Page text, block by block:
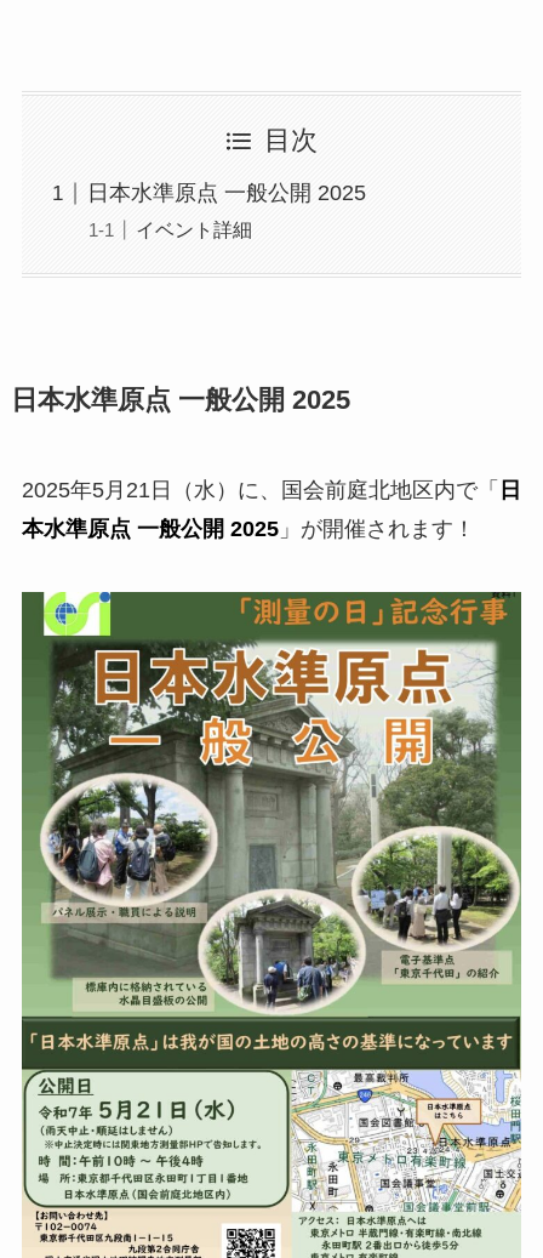
目次
日本水準原点 一般公開 2025
イベント詳細
日本水準原点 一般公開 2025
2025年5月21日（水）に、国会前庭北地区内で「 日
本水準原点 一般公開 2025」が開催されます！